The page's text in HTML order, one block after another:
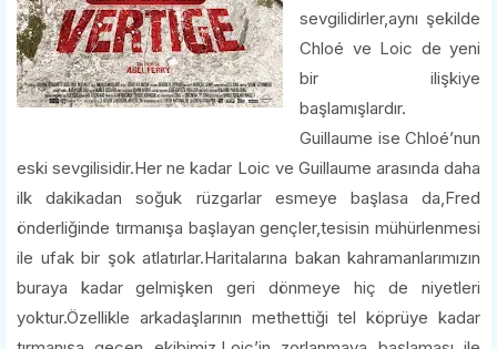
sevgilidirler,aynı şekilde
Chloé ve Loic de yeni
bir ilişkiye
başlamışlardır.
Guillaume ise Chloé’nun
eski sevgilisidir.Her ne kadar Loic ve Guillaume arasında daha
ilk dakikadan soğuk rüzgarlar esmeye başlasa da,Fred
önderliğinde tırmanışa başlayan gençler,tesisin mühürlenmesi
ile ufak bir şok atlatırlar.Haritalarına bakan kahramanlarımızın
buraya kadar gelmişken geri dönmeye hiç de niyetleri
yoktur.Özellikle arkadaşlarının methettiği tel köprüye kadar